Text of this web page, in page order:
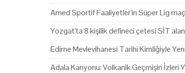
Amed Sportif Faaliyetler'in Süper Lig
Yozgat'ta 8 kişilik defineci çetesi SİT
Edirne Mevlevihanesi Tarihi Kimliğiyle
Adala Kanyonu: Volkanik Geçmişin İzleri